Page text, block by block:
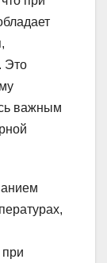
Это
важным
при